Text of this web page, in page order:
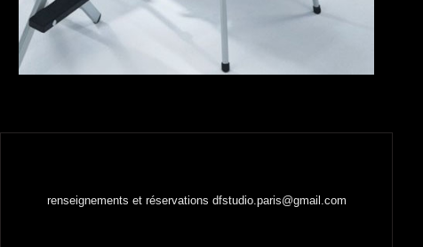
renseignements et réservations dfstudio.paris@gmail.com